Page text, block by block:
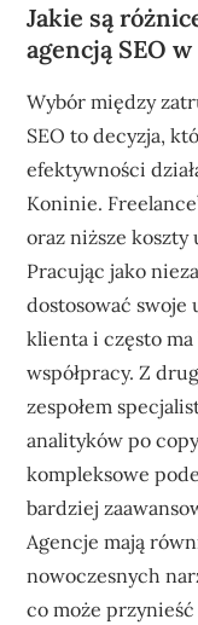
Jakie są
agencją SEO
Wybór między
SEO to decyzja,
efektywności
Koninie.
oraz niższe koszty
Pracując jako
dostosować
klienta i często
współpracy. Z
zespołem
analityków po
kompleksowe
bardziej
Agencje mają
nowoczesnych
co może przynieść